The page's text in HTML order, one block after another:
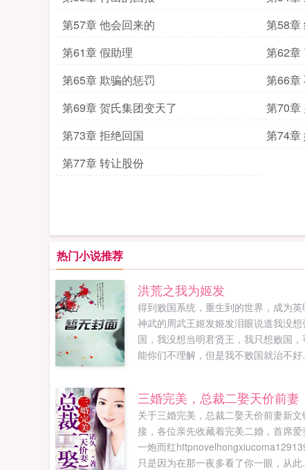
第57章 他会回来的
第58章
第61章 假助理
第62章
第65章 欺骗的惩罚
第66章
第69章 贺氏集团变天了
第70章
第73章 拒绝回国
第74章
第77章 转让股份
热门小说推荐
洪荒之我为姬发
得到败国系统，重生到的世界，成为英
神武的周武王姬发姬发泪眼说道我没想
国，我没想当明君贤王，我只想败国，
能你们不理解，但是我不败国就治不好
君周武王做的这些，就没有强国，朋友们
让我一起加油干，为了伟大的强国梦！
果您喜欢洪荒之我为姬发，别忘记分享
朋友...
三婚完美，总裁二娶天价前妻
关于三婚完美，总裁二娶天价前妻新文
接，各位亲先收藏着完美二婚，首席爱
一炮而红
只是因为在那一夜多看了你一眼，从此